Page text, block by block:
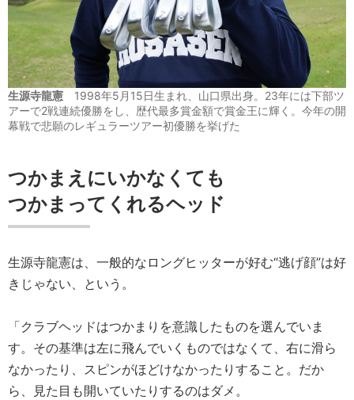
生源寺龍憲 1998年5月15日生まれ、山口県出身。23年には下部ツ
アーで2戦連続優勝をし、歴代最多賞金額で賞金王に輝く。今年の開
幕戦で悲願のレギュラーツアー初優勝を挙げた
つかまえにいかなくても
つかまってくれるヘッド
生源寺龍憲は、一般的なロングヒッターが好む“逃げ顔”は好
きじゃない、という。
「クラブヘッドはつかまりを意識したものを選んでいま
す。その基準は左に飛んでいくものではなくて、右に滑ら
なかったり、スピンがほどけなかったりすること。だか
ら、見た目も開いていたりするのはダメ。